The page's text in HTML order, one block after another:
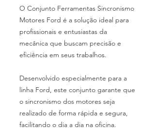
O Conjunto Ferramentas Sincronismo
Motores Ford é a solução ideal para
profissionais e entusiastas da
mecânica que buscam precisão e
eficiência em seus trabalhos.
Desenvolvido especialmente para a
linha Ford, este conjunto garante que
o sincronismo dos motores seja
realizado de forma rápida e segura,
facilitando o dia a dia na oficina.